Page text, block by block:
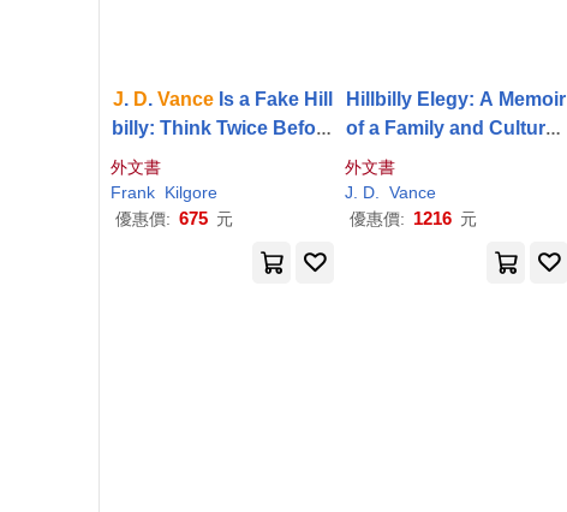
J. D. VanceIs a Fake Hill
billy: Think Twice Before
Calling (All) Coalfield Ap
palachians Racists, Sexi
sts, and
外文書
Frank Kilgore
優惠價: 675 元
Hillbilly Elegy: A Memoir
of a Family and Culture i
外文書
J
D.
Vance
優惠價: 1216 元